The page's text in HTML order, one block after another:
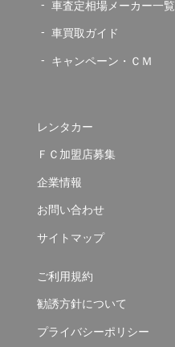
車査定相場メーカー一覧
車買取ガイド
キャンペーン・ＣＭ
レンタカー
ＦＣ加盟店募集
企業情報
お問い合わせ
サイトマップ
ご利用規約
勧誘方針について
プライバシーポリシー